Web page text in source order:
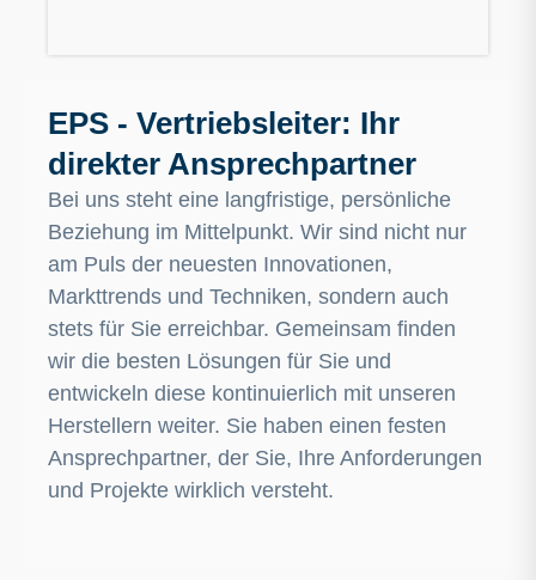
EPS - Vertriebsleiter: Ihr
direkter Ansprechpartner
Bei uns steht eine langfristige, persönliche
Beziehung im Mittelpunkt. Wir sind nicht nur
am Puls der neuesten Innovationen,
Markttrends und Techniken, sondern auch
stets für Sie erreichbar. Gemeinsam finden
wir die besten Lösungen für Sie und
entwickeln diese kontinuierlich mit unseren
Herstellern weiter. Sie haben einen festen
Ansprechpartner, der Sie, Ihre Anforderungen
und Projekte wirklich versteht.